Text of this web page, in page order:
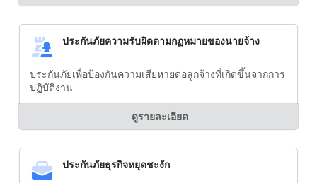
ประกันภัยความรับผิดตามกฏหมายของนายจ้าง
ประกันภัยเพื่อป้องกันความเสียหายต่อลูกจ้างที่เกิดขึ้นจากการ
ปฏิบัติงาน
ดูรายละเอียด
ประกันภัยธุรกิจหยุดชะงัก